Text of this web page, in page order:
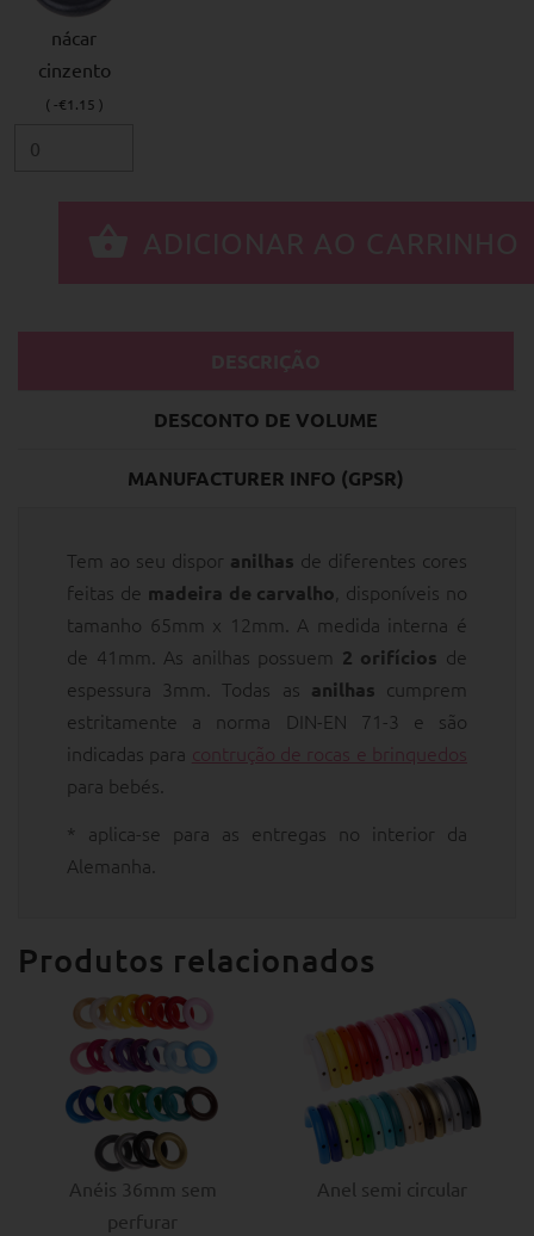
nácar
cinzento
( -€1.15 )
DESCONTO DE VOLUME
MANUFACTURER INFO (GPSR)
Tem ao seu dispor anilhas de diferentes cores
feitas de madeira de carvalho , disponíveis no
tamanho 65mm x 12mm. A medida interna é
de 41mm. As anilhas possuem 2 orifícios de
espessura 3mm. Todas as anilhas cumprem
estritamente a norma DIN-EN 71-3 e são
indicadas para contrução de rocas e brinquedos
para bebés.
* aplica-se para as entregas no interior da
Alemanha.
Produtos relacionados
Anéis 36mm sem
perfurar
Anel semi circular